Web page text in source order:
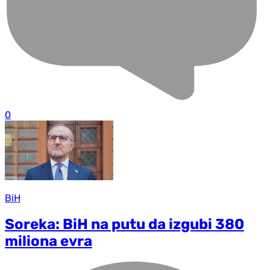
0
BiH
Soreka: BiH na putu da izgubi 380
miliona evra